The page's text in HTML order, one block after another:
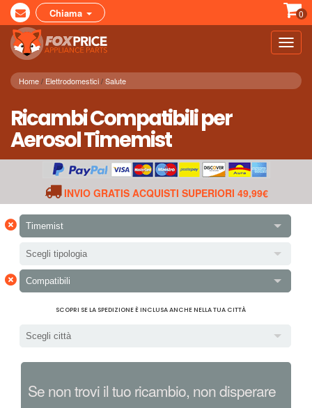
Chiama 0
Home Elettrodomestici Salute
Ricambi Compatibili per
Aerosol Timemist
INVIO GRATIS ACQUISTI SUPERIORI 49,99€
× Timemist
Scegli tipologia
× Compatibili
SCOPRI SE LA SPEDIZIONE È INCLUSA ANCHE NELLA TUA CITTÀ
Scegli città
Se non trovi il tuo ricambio, non disperare